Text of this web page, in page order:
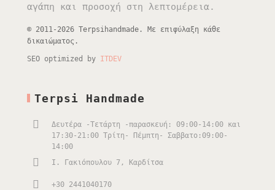
αγάπη και προσοχή στη λεπτομέρεια.
© 2011-2026 Terpsihandmade. Με επιφύλαξη κάθε
δικαιώματος.
SEO optimized by ITDEV
Terpsi Handmade
Δευτέρα -Τετάρτη -παρασκευή: 09:00-14:00 και
17:30-21:00 Τρίτη- Πέμπτη- Σαββατο:09:00-
14:00
Ι. Γακιόπουλου 7, Καρδίτσα
+30 2441040170